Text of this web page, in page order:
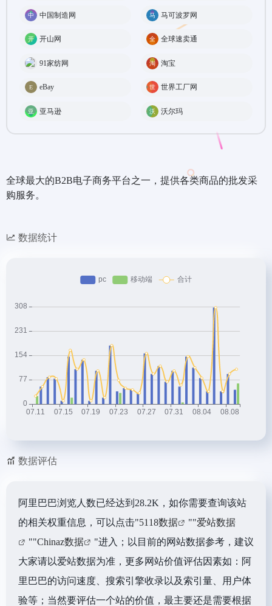
中国制造网 马可波罗网
开山网 全球速卖通
91家纺网 淘宝
eBay 世界工厂网
亚马逊 沃尔玛
全球最大的B2B电子商务平台之一，提供各类商品的批发采
购服务。
数据统计
数据评估
阿里巴巴浏览人数已经达到28.2K，如你需要查询该站
的相关权重信息，可以点击"5118数据 ""爱站数据
""Chinaz数据
"进入；以目前的网站数据参考，建议
大家请以爱站数据为准，更多网站价值评估因素如：阿
里巴巴的访问速度、搜索引擎收录以及索引量、用户体
验等；当然要评估一个站的价值，最主要还是需要根据